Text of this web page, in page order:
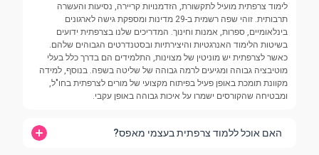
לימוד צרפתית מועיל לתקשורת, הזדמנויות קריירה, נסיעות והעשרה
תרבותית. זוהי שפה רשמית ב-29 מדינות ומספקת גישה לארגונים
בינלאומיים, ספרות, אמנות וחינוך. המדריכים שלנו בצרפתית ידועים
בשיטות הלימוד האנרגטיות והיצירתיות ובסטנדרטים הגבוהים שלהם.
כאשר לצרפתית יש מוניטין של מצוינות, התלמידים הם בדרך כלל בעלי
מוטיבציה גבוהה ומגיעים לרמה גבוהה של שליטה בשפה. בנוסף, למידה
מקוונת תומכת באופן פעיל בפיתוח מקצועי של מורים לצרפתית בחו"ל,
ומבטיחה שהקורסים ישמרו על איכות גבוהה באופן עקבי.
האם אוכל ללמוד צרפתית בעצמי מאפס?